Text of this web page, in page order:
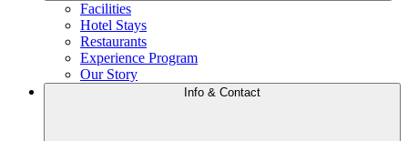
Facilities
Hotel Stays
Restaurants
Experience Program
Our Story
Info & Contact